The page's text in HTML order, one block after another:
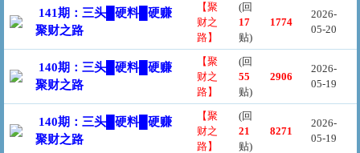
141期：三头█硬料█硬赚
聚财之路
【聚
财之
路】
(回
17
贴)
1774
2026-
05-20
140期：三头█硬料█硬赚
聚财之路
【聚
财之
路】
(回
55
贴)
2906
2026-
05-19
140期：三头█硬料█硬赚
聚财之路
【聚
财之
路】
(回
21
贴)
8271
2026-
05-19